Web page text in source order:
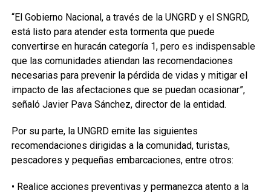
“El Gobierno Nacional, a través de la UNGRD y el SNGRD,
está listo para atender esta tormenta que puede
convertirse en huracán categoría 1, pero es indispensable
que las comunidades atiendan las recomendaciones
necesarias para prevenir la pérdida de vidas y mitigar el
impacto de las afectaciones que se puedan ocasionar”,
señaló Javier Pava Sánchez, director de la entidad.
Por su parte, la UNGRD emite las siguientes
recomendaciones dirigidas a la comunidad, turistas,
pescadores y pequeñas embarcaciones, entre otros:
• Realice acciones preventivas y permanezca atento a la